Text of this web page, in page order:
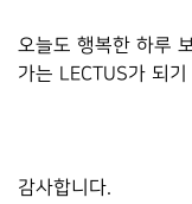
오늘도 행복한 하루
가는 LECTUS가 되
감사합니다.